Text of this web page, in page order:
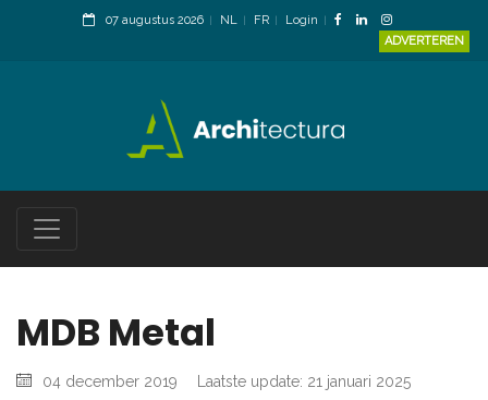
07 augustus 2026 NL FR
Login
ADVERTEREN
MDB Metal
04 december 2019 Laatste update: 21 januari 2025